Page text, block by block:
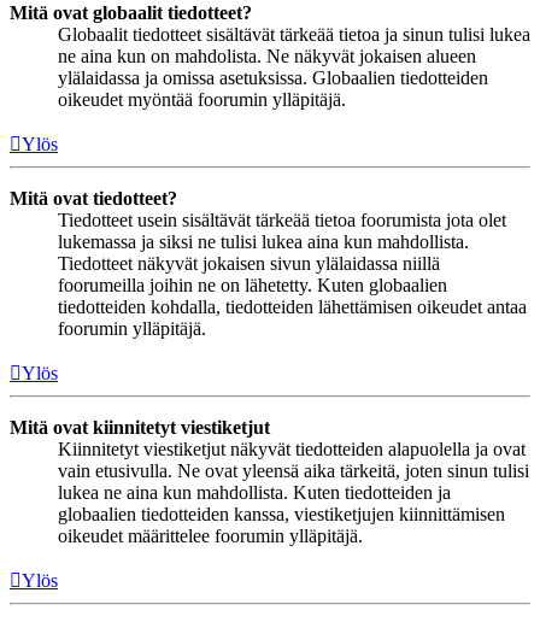
Mitä ovat globaalit tiedotteet?
Globaalit tiedotteet sisältävät tärkeää tietoa ja sinun tulisi lukea
ne aina kun on mahdolista. Ne näkyvät jokaisen alueen
ylälaidassa ja omissa asetuksissa. Globaalien tiedotteiden
oikeudet myöntää foorumin ylläpitäjä.
Ylös
Mitä ovat tiedotteet?
Tiedotteet usein sisältävät tärkeää tietoa foorumista jota olet
lukemassa ja siksi ne tulisi lukea aina kun mahdollista.
Tiedotteet näkyvät jokaisen sivun ylälaidassa niillä
foorumeilla joihin ne on lähetetty. Kuten globaalien
tiedotteiden kohdalla, tiedotteiden lähettämisen oikeudet antaa
foorumin ylläpitäjä.
Ylös
Mitä ovat kiinnitetyt viestiketjut
Kiinnitetyt viestiketjut näkyvät tiedotteiden alapuolella ja ovat
vain etusivulla. Ne ovat yleensä aika tärkeitä, joten sinun tulisi
lukea ne aina kun mahdollista. Kuten tiedotteiden ja
globaalien tiedotteiden kanssa, viestiketjujen kiinnittämisen
oikeudet määrittelee foorumin ylläpitäjä.
Ylös